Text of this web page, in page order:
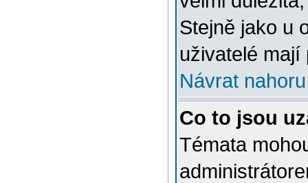
Stejně jako u
uživatelé mají
Návrat nahoru
Co to jsou
Témata